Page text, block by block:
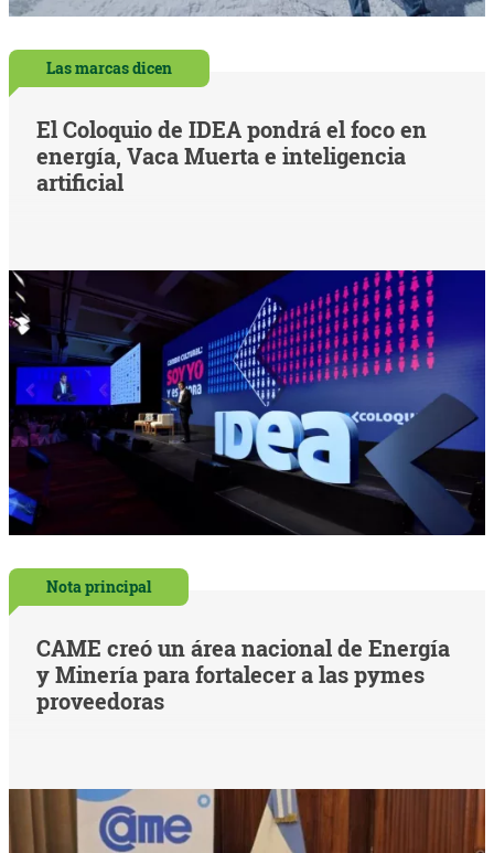
Las marcas dicen
El Coloquio de IDEA pondrá el foco en
energía, Vaca Muerta e inteligencia
artificial
Nota principal
CAME creó un área nacional de Energía
y Minería para fortalecer a las pymes
proveedoras